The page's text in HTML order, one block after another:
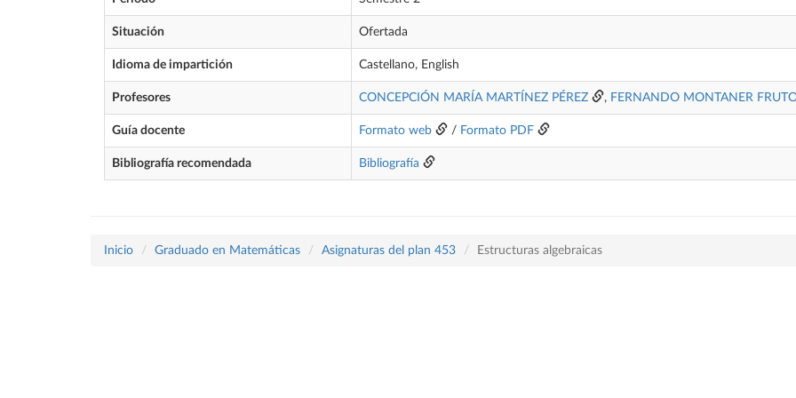
Situación Ofertada
Idioma de impartición Castellano, English
Profesores CONCEPCIÓN MARÍA MARTÍNEZ PÉREZ , FERNANDO MONTANER
Guía docente Formato web / Formato PDF
Bibliografía recomendada Bibliografía
Inicio Graduado en Matemáticas Asignaturas del plan 453 Estructuras algebraicas